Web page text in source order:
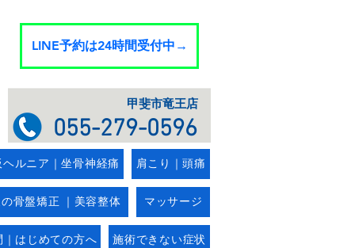
055-279-0596
​甲斐市竜王店
LINE予約は24時間受付中→
ルニア｜坐骨神経痛 肩こり｜頭痛
骨盤矯正 ｜美容整体 マッサージ
はじめての方へ 施術できない症状